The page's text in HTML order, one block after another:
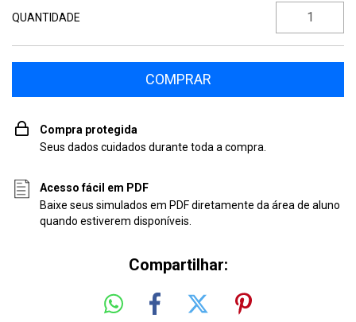
QUANTIDADE
Compra protegida
Seus dados cuidados durante toda a compra.
Acesso fácil em PDF
Baixe seus simulados em PDF diretamente da área de aluno
quando estiverem disponíveis.
Compartilhar: